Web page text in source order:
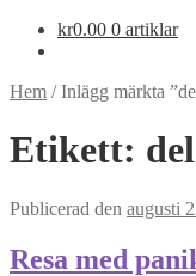
kr0.00 0 artiklar
Hem /Inlägg märkta
Etikett:
Publicerad den augusti
Resa med